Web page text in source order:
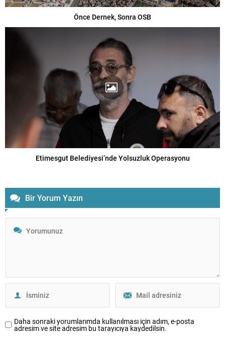
Önce Dernek, Sonra OSB
Etimesgut Belediyesi’nde Yolsuzluk Operasyonu
Bir Yorum Yazın
Daha sonraki yorumlarımda kullanılması için adım, e-posta
adresim ve site adresim bu tarayıcıya kaydedilsin.